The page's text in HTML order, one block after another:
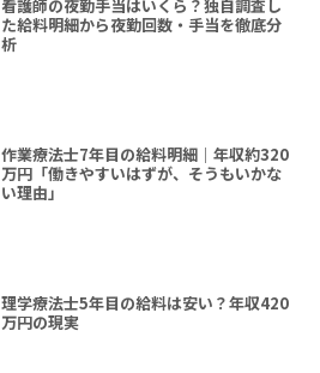
看護師の夜勤手当はいくら？独自調査し
た給料明細から夜勤回数・手当を徹底分
析
作業療法士7年目の給料明細｜年収約320
万円「働きやすいはずが、そうもいかな
い理由」
理学療法士5年目の給料は安い？年収420
万円の現実